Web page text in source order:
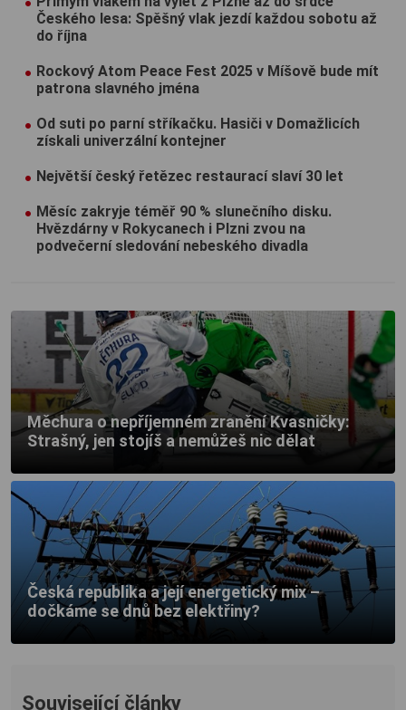
Českého lesa: Spěšný vlak jezdí každou sobotu až
do října
Rockový Atom Peace Fest 2025 v Míšově bude mít
patrona slavného jména
Od suti po parní stříkačku. Hasiči v Domažlicích
získali univerzální kontejner
Největší český řetězec restaurací slaví 30 let
Měsíc zakryje téměř 90 % slunečního disku.
Hvězdárny v Rokycanech i Plzni zvou na
podvečerní sledování nebeského divadla
Měchura o nepříjemném zranění Kvasničky:
Strašný, jen stojíš a nemůžeš nic dělat
Česká republika a její energetický mix –
dočkáme se dnů bez elektřiny?
Související články